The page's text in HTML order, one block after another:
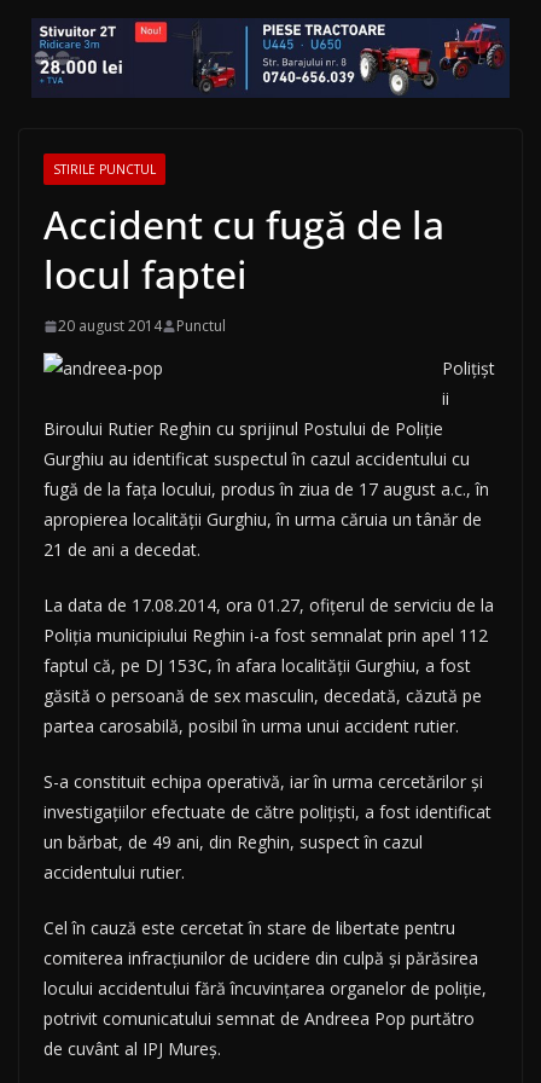
STIRILE PUNCTUL
Accident cu fugă de la
locul faptei
20 august 2014 Punctul
Poliţişt
ii
Biroului Rutier Reghin cu sprijinul Postului de Poliţie
Gurghiu au identificat suspectul în cazul accidentului cu
fugă de la faţa locului, produs în ziua de 17 august a.c., în
apropierea localităţii Gurghiu, în urma căruia un tânăr de
21 de ani a decedat.
La data de 17.08.2014, ora 01.27, ofiţerul de serviciu de la
Poliţia municipiului Reghin i-a fost semnalat prin apel 112
faptul că, pe DJ 153C, în afara localităţii Gurghiu, a fost
găsită o persoană de sex masculin, decedată, căzută pe
partea carosabilă, posibil în urma unui accident rutier.
S-a constituit echipa operativă, iar în urma cercetărilor şi
investigaţiilor efectuate de către poliţişti, a fost identificat
un bărbat, de 49 ani, din Reghin, suspect în cazul
accidentului rutier.
Cel în cauză este cercetat în stare de libertate pentru
comiterea infracţiunilor de ucidere din culpă şi părăsirea
locului accidentului fără încuvinţarea organelor de poliţie,
potrivit comunicatului semnat de Andreea Pop purtătro
de cuvânt al IPJ Mureş.